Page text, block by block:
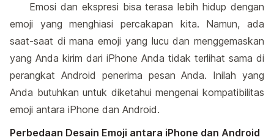
Emosi dan ekspresi bisa terasa lebih hidup dengan
emoji yang menghiasi percakapan kita. Namun, ada
saat-saat di mana emoji yang lucu dan menggemaskan
yang Anda kirim dari iPhone Anda tidak terlihat sama di
perangkat Android penerima pesan Anda. Inilah yang
Anda butuhkan untuk diketahui mengenai kompatibilitas
emoji antara iPhone dan Android.
Perbedaan Desain Emoji antara iPhone dan Android